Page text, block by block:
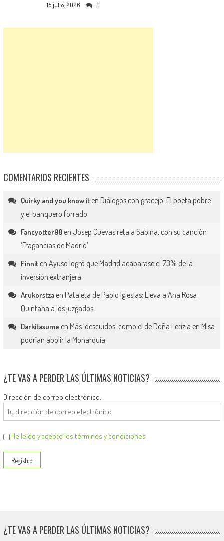
15 julio, 2026 0
COMENTARIOS RECIENTES
Quirky and you know iten Diálogos con gracejo: El poeta pobre
y el banquero forrado
Fancyotter98en Josep Cuevas reta a Sabina, con su canción
‘Fragancias de Madrid’
Finniten Ayuso logró que Madrid acaparase el 73% de la
inversión extranjera
Arukorstzaen Pataleta de Pablo Iglesias: Lleva a Ana Rosa
Quintana a los juzgados
Darkitasume en Más ‘descuidos’ como el de Doña Letizia en Misa
podrían abolir la Monarquía
¿TE VAS A PERDER LAS ÚLTIMAS NOTICIAS?
Dirección de correo electrónico:
He leído y acepto los términos y condiciones
¿TE VAS A PERDER LAS ÚLTIMAS NOTICIAS?